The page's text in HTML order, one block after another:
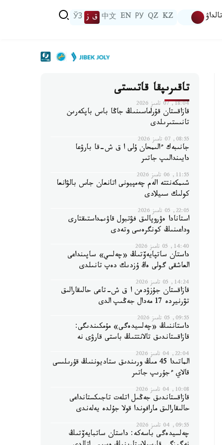
تالداۋ KZ
QZ
РУ
EN
中文 ق ز ЎЗ
تاقىرىپقا قاتىستى
18:04, 07 تامىز 2026
قازاقستان قۇراماسىنىڭ جاڭا باس باپكەرىن
تانىستىرىلدى
08:55, 07 تامىز 2026
جانىبەك ءالىمحان ۇلى ا ق ش-قا بارۋعا
دايىندالىپ جاتىر
11:55, 06 تامىز 2026
شىمكەنتتە الەم چەمپيونى اتانعان جاس بالۋانعا
كولىك سىيلادى
22:05, 05 تامىز 2026
استانادا ەۋروپالىق فۋتبول قاۋىمداستىقتارى
وداعىنىڭ كونگرەسى وتەدى
14:40, 05 تامىز 2026
داستان ساتپايەۆتىڭ «چەلسي» ساپىنداعى
العاشقى گولى ەڭ ۇزدىك دەپ تانىلدى
14:24, 05 تامىز 2026
قازاقستان جۇزۋدەن ا ق ش-تاعى حالىقارالىق
تۋرنيردە 17 مەدال جەڭىپ الدى
09:55, 05 تامىز 2026
داستاننىڭ «چەلسيدەگى» مۇمكىندىگى:
قازاقستاندىق تالانتتىڭ باستى قارۋى نە
22:04, 04 تامىز 2026
الماتىدا 45 مىڭ ورىندىق ستاديوننىڭ قۇرىلىسى
قالاي ءجۇرىپ جاتىر
10:08, 04 تامىز 2026
قازاقستاندىق جەڭىل اتلەت تاجىكستانداعى
حالىقارالىق مارافوندا قولا جۇلدە يەلەندى
09:55, 04 تامىز 2026
چەلسيدەگى باسەكە: داستان ساتبايەۆتىڭ